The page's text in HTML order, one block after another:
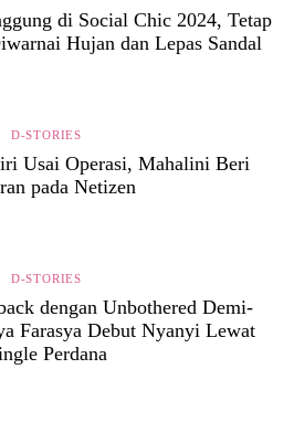
di Social Chic 2024, Tetap
Hujan dan Lepas Sandal
D-STORIES
Usai Operasi, Mahalini Beri
pada Netizen
D-STORIES
dengan Unbothered Demi-
Farasya Debut Nyanyi Lewat
Perdana